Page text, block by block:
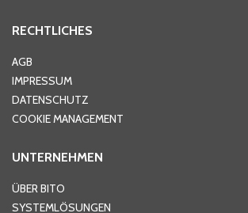
Ort*
Telefon
RECHTLICHES
AGB
IMPRESSUM
DATENSCHUTZ
COOKIE MANAGEMENT
UNTERNEHMEN
ÜBER BITO
SYSTEMLÖSUNGEN